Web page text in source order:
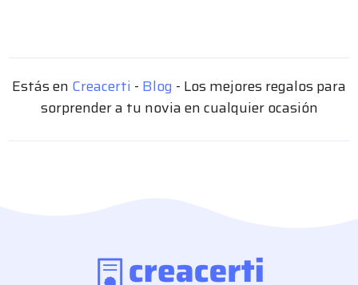
Estás en Creacerti - Blog - Los mejores regalos para
sorprender a tu novia en cualquier ocasión